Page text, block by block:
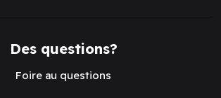
Des questions?
Foire au questions